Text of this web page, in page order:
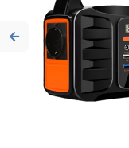
Previous